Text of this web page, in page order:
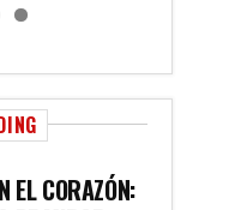
EL CORAZÓN: